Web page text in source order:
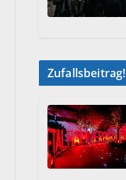
Zufallsbeitrag!